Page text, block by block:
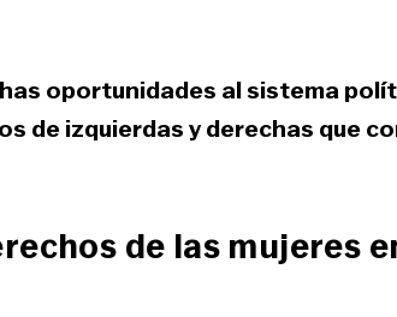
oportunidades al sistema
de izquierdas y derechas que
de las mujeres